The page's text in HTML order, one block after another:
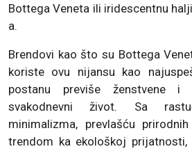
Bottega Veneta ili iridescentnu
a.
Brendovi kao što su Bottega
koriste ovu nijansu kao
postanu previše ženstvene i
svakodnevni život. Sa
minimalizma, prevlašću
trendom ka ekološkoj prijatnosti,